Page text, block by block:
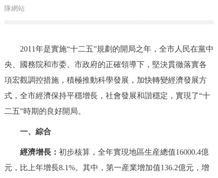
市領導 機構職能 政策服務
政策兌現 政策解讀 回應關切
政務服務
個人服務 法人服務 部門服務
隊網站
2011年是實施“十二五”規劃的開局之年，全市人民在黨中
央、國務院和市委、市政府的正確領導下，堅決貫徹落實各
項宏觀調控措施，積極推動科學發展，加快轉變經濟發展方
式，全市經濟保持平穩增長，社會發展和諧穩定，實現了“十
二五”時期的良好開局。
一、綜合
經濟增長： 初步核算，全年實現地區生産總值16000.4億
元，比上年增長8.1%。其中，第一産業增加值136.2億元，增